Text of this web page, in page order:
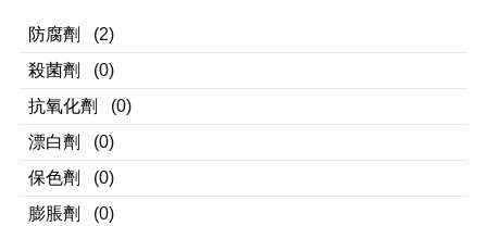
防腐劑
(2)
殺菌劑
(0)
抗氧化劑
(0)
漂白劑
(0)
保色劑
(0)
膨脹劑
(0)